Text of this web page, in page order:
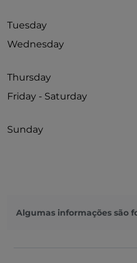
Tuesday
Wednesday
Thursday
Friday - Saturday
Sunday
Algumas informações são